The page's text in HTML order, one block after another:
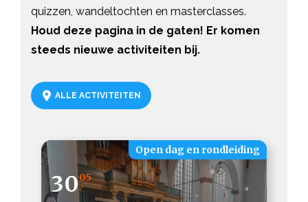
quizzen, wandeltochten en masterclasses.
Houd deze pagina in de gaten! Er komen
steeds nieuwe activiteiten bij.
ALLE ACTIVITEITEN
3005
Open dag en rondleiding